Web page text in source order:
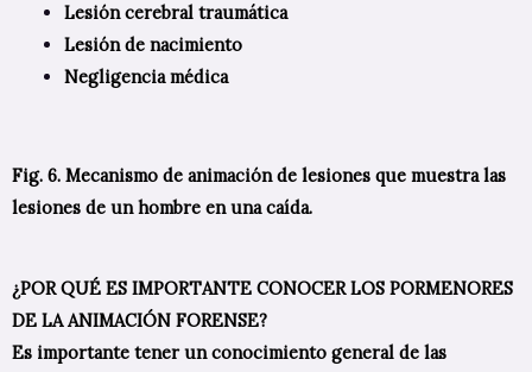
Lesión cerebral traumática
Lesión de nacimiento
Negligencia médica
Fig. 6. Mecanismo de animación de lesiones que muestra las
lesiones de un hombre en una caída.
¿POR QUÉ ES IMPORTANTE CONOCER LOS PORMENORES
DE LA ANIMACIÓN FORENSE?
Es importante tener un conocimiento general de las